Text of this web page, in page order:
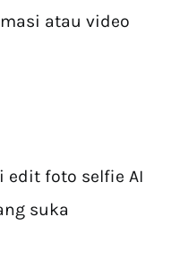
atau video
edit foto selfie AI
suka